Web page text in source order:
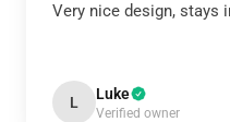
Very nice design, stays
L Luke
Verified owner